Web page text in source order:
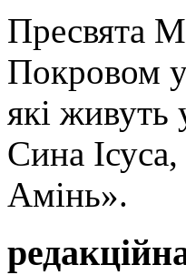
Пресвята
Покровом
які живуть
Сина
Амінь».